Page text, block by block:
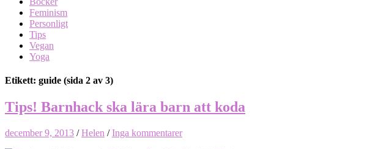
Feminism
Personligt
Tips
Vegan
Yoga
Etikett: guide (sida 2 av 3)
Tips! Barnhack ska lära barn att koda
december 9, 2013 /Helen /Inga kommentarer